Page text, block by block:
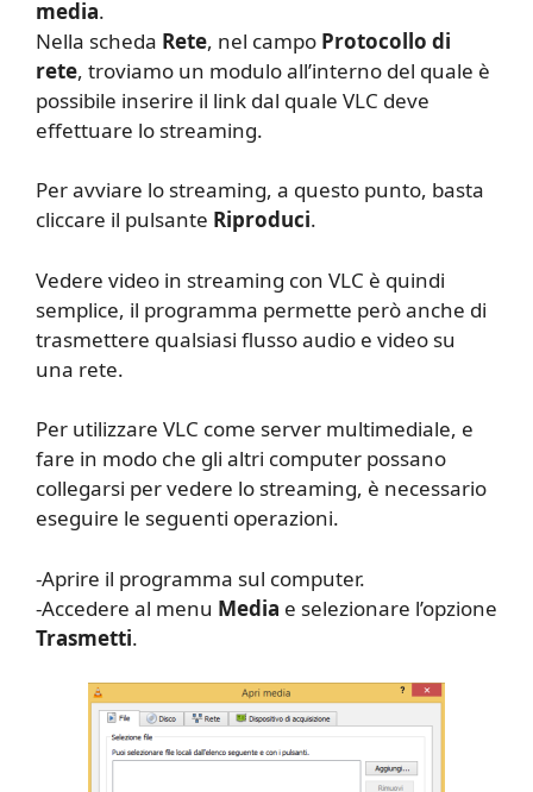
media.
Nella scheda Rete, nel campo Protocollo di
rete, troviamo un modulo all’interno del quale è
possibile inserire il link dal quale VLC deve
effettuare lo streaming.
Per avviare lo streaming, a questo punto, basta
cliccare il pulsante Riproduci.
Vedere video in streaming con VLC è quindi
semplice, il programma permette però anche di
trasmettere qualsiasi flusso audio e video su
una rete.
Per utilizzare VLC come server multimediale, e
fare in modo che gli altri computer possano
collegarsi per vedere lo streaming, è necessario
eseguire le seguenti operazioni.
-Aprire il programma sul computer.
-Accedere al menu Media e selezionare l’opzione
Trasmetti.